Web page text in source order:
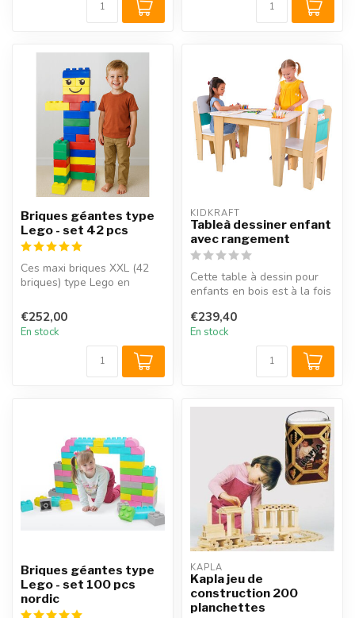
Briques géantes type
Lego - set 42 pcs
Ces maxi briques XXL (42
briques) type Lego en
extrêmeme...
€252,00
En stock
KIDKRAFT
Tableà dessiner enfant
avec rangement
Cette table à dessin pour
enfants en bois est à la fois
€239,40
En stock
Briques géantes type
Lego - set 100 pcs
nordic
KAPLA
Kapla jeu de
construction 200
planchettes